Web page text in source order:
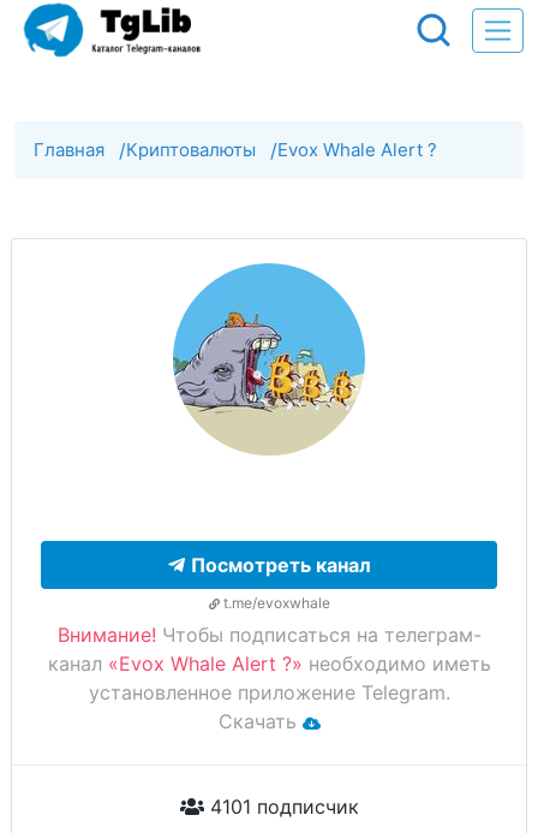
Главная /Криптовалюты /Evox Whale Alert ?
Посмотреть канал
t.me/evoxwhale
Внимание! Чтобы подписаться на телеграм-
канал «Evox Whale Alert ?» необходимо иметь
установленное приложение Telegram.
Скачать
4101 подписчик